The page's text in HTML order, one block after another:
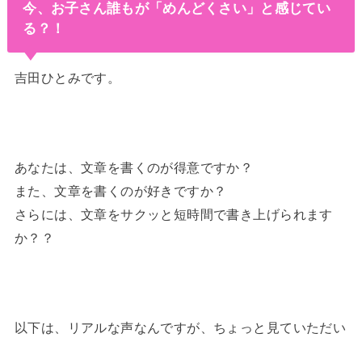
今、お子さん誰もが「めんどくさい」と感じてい
る？！
吉田ひとみです。
あなたは、文章を書くのが得意ですか？
また、文章を書くのが好きですか？
さらには、文章をサクッと短時間で書き上げられます
か？？
以下は、リアルな声なんですが、ちょっと見ていただい